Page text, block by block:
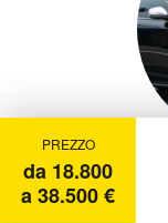
PREZZO
da 18.800
a 38.500 €